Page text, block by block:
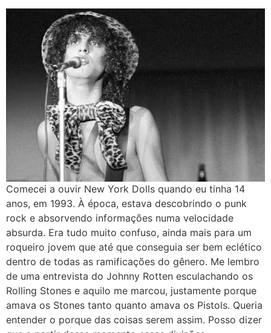
Comecei a ouvir New York Dolls quando eu tinha 14
anos, em 1993. À época, estava descobrindo o punk
rock e absorvendo informações numa velocidade
absurda. Era tudo muito confuso, ainda mais para um
roqueiro jovem que até que conseguia ser bem eclético
dentro de todas as ramificações do gênero. Me lembro
de uma entrevista do Johnny Rotten esculachando os
Rolling Stones e aquilo me marcou, justamente porque
amava os Stones tanto quanto amava os Pistols. Queria
entender o porque das coisas serem assim. Posso dizer